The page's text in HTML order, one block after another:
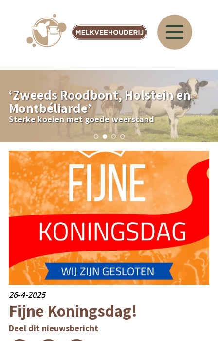
‘Zweeds Roodbont, Holstein en
Montbéliarde’
Sterke koeien met goede weerstand
26-4-2025
Fijne Koningsdag!
Deel dit nieuwsbericht